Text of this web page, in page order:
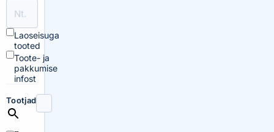
Laoseisuga
tooted
Toote- ja
pakkumise
infost
Tootjad